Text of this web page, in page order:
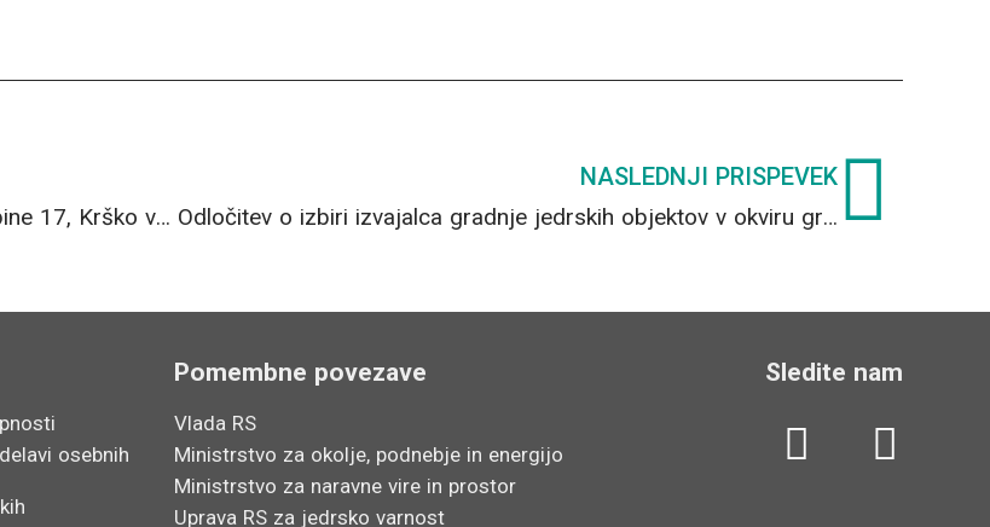
Pojasnilo v zvezi s selitvijo sedeža ARAO iz Vrbine 17, Krško v Ljubljano
NASLEDNJI PRISPEVEK
Odločitev o izbiri izvajalca gradnje jedrskih objektov v okviru gradnje odlagališča NSRAO
osebnih
Pomembne povezave
Vlada RS
Ministrstvo za okolje, podnebje in energijo
Ministrstvo za naravne vire in prostor
Uprava RS za jedrsko varnost
Sledite nam
L
Y